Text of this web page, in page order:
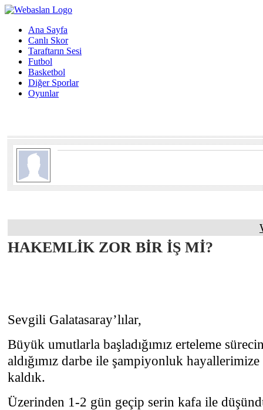
Ana Sayfa
Canlı Skor
Taraftarın Sesi
Futbol
Basketbol
Diğer Sporlar
Oyunlar
HAKEMLİK ZOR BİR İŞ Mİ?
Sevgili Galatasaray’lılar,
Büyük umutlarla başladığımız erteleme
aldığımız darbe ile şampiyonluk
kaldık.
Üzerinden 1-2 gün geçip serin kafa ile